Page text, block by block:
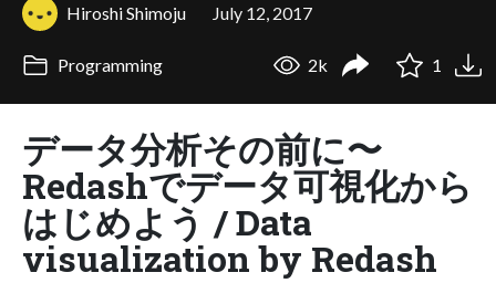
Hiroshi Shimoju July 12, 2017
Programming 2k 1
データ分析その前に〜
Redashでデータ可視化から
はじめよう / Data
visualization by Redash